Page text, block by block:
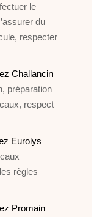
le
du
respecter
Challancin
préparation
respect
Eurolys
règles
Promain